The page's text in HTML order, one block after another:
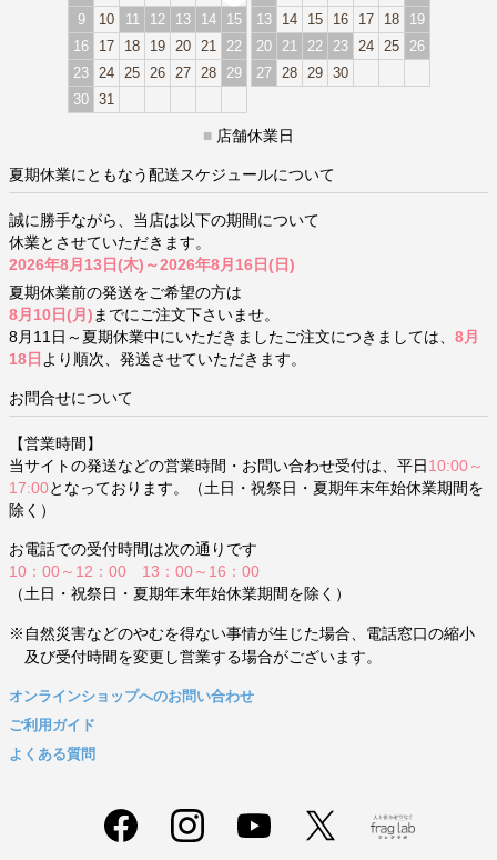
9
10 11 12 13 14
15
16
17 18 19 20 21
22
23 24 25 26 27 28
29
30 31
13
14 15 16 17 18
19
20
21 22 23 24 25
26
27 28 29 30
■ 店舗休業日
夏期休業にともなう配送スケジュールについて
誠に勝手ながら、当店は以下の期間について
休業とさせていただきます。
2026年8月13日(木)～2026年8月16日(日)
夏期休業前の発送をご希望の方は
8月10日(月) までにご注文下さいませ。
8月11日～夏期休業中にいただきましたご注文につきましては、 8月
18日 より順次、発送させていただきます。
お問合せについて
【営業時間】
当サイトの発送などの営業時間・お問い合わせ受付は、平日 10:00～
17:00となっております。（土日・祝祭日・夏期年末年始休業期間を
除く）
お電話での受付時間は次の通りです
10：00～12：00 13：00～16：00
（土日・祝祭日・夏期年末年始休業期間を除く）
※自然災害などのやむを得ない事情が生じた場合、電話窓口の縮小
及び受付時間を変更し営業する場合がございます。
オンラインショップへのお問い合わせ
ご利用ガイド
よくある質問